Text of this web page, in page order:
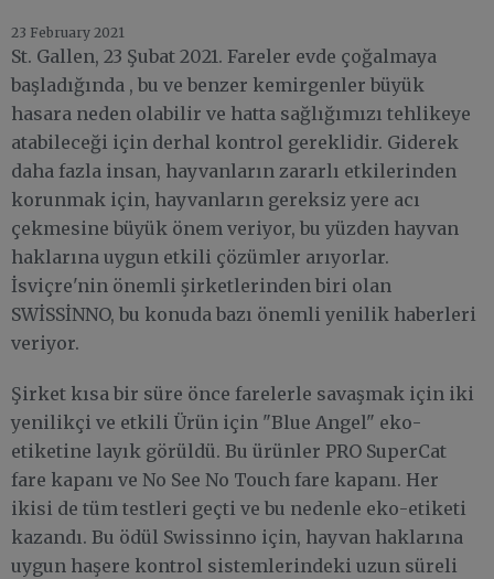
23 February 2021
St. Gallen, 23 Şubat 2021. Fareler evde çoğalmaya
başladığında , bu ve benzer kemirgenler büyük
hasara neden olabilir ve hatta sağlığımızı tehlikeye
atabileceği için derhal kontrol gereklidir. Giderek
daha fazla insan, hayvanların zararlı etkilerinden
korunmak için, hayvanların gereksiz yere acı
çekmesine büyük önem veriyor, bu yüzden hayvan
haklarına uygun etkili çözümler arıyorlar.
İsviçre'nin önemli şirketlerinden biri olan
SWİSSİNNO, bu konuda bazı önemli yenilik haberleri
veriyor.
Şirket kısa bir süre önce farelerle savaşmak için iki
yenilikçi ve etkili Ürün için "Blue Angel" eko-
etiketine layık görüldü. Bu ürünler PRO SuperCat
fare kapanı ve No See No Touch fare kapanı. Her
ikisi de tüm testleri geçti ve bu nedenle eko-etiketi
kazandı. Bu ödül Swissinno için, hayvan haklarına
uygun haşere kontrol sistemlerindeki uzun süreli